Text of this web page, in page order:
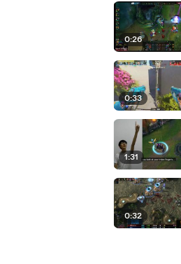
0:26
0:33
1:31
0:32